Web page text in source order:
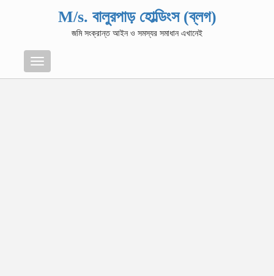
M/s. বালুরপাড় হোল্ডিংস (ব্লগ)
জমি সংক্রান্ত আইন ও সমস্যর সমাধান এখানেই
Menu